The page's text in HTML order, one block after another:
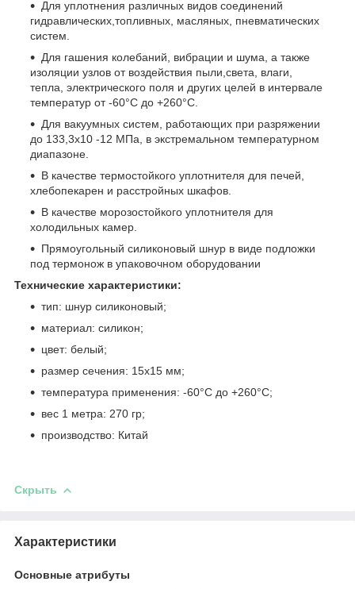
Для уплотнения различных видов соединений
гидравлических,топливных, масляных, пневматических
систем.
Для гашения колебаний, вибрации и шума, а также
изоляции узлов от воздействия пыли,света, влаги,
тепла, электрического поля и других целей в интервале
температур от -60°С до +260°С.
Для вакуумных систем, работающих при разряжении
до 133,3х10 -12 МПа, в экстремальном температурном
диапазоне.
В качестве термостойкого уплотнителя для печей,
хлебопекарен и расстройных шкафов.
В качестве морозостойкого уплотнителя для
холодильных камер.
Прямоугольный силиконовый шнур в виде подложки
под термонож в упаковочном оборудовании
Технические характеристики:
тип: шнур силиконовый;
материал: силикон;
цвет: белый;
размер сечения: 15x15 мм;
температура применения: -60°С до +260°С;
вес 1 метра: 270 гр;
производство: Китай
Скрыть
Характеристики
Основные атрибуты